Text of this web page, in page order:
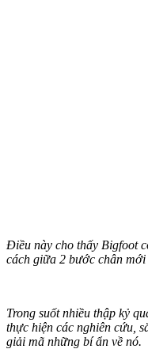
Điều này cho thấy Bigfoot
cách giữa 2 bước chân mới
Trong suốt nhiều thập kỷ
thực hiện các nghiên cứu,
giải mã những bí ẩn về nó.